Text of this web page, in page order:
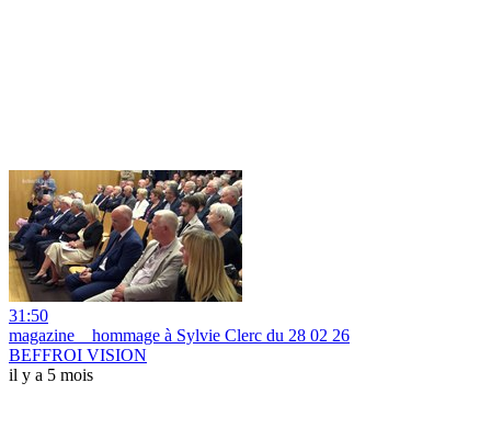
31:50
magazine _ hommage à Sylvie Clerc du 28 02 26
BEFFROI VISION
il y a 5 mois